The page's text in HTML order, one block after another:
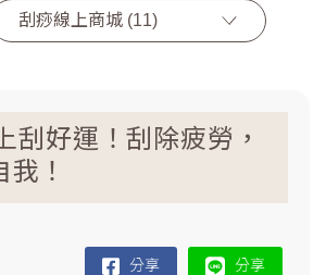
刮痧線上商城 (11)
刮好運！刮除疲勞，
！
分享 分享